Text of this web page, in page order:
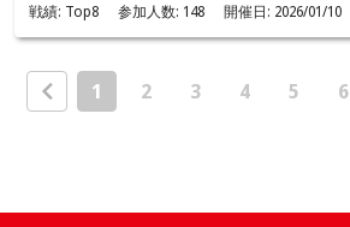
戦績: Top8 参加人数: 148 開催日: 2026/01/10
1 2 3 4 5 6